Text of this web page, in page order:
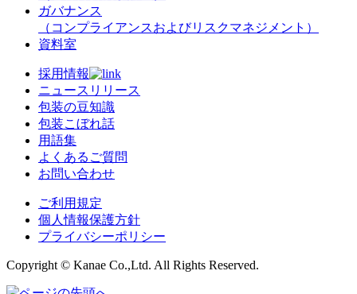
ガバナンス
（コンプライアンスおよびリスクマネジメント）
資料室
採用情報
ニュースリリース
包装の豆知識
包装こぼれ話
用語集
よくあるご質問
お問い合わせ
ご利用規定
個人情報保護方針
プライバシーポリシー
Copyright © Kanae Co.,Ltd. All Rights Reserved.